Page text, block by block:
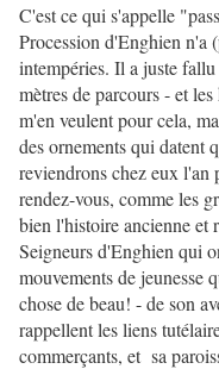
C'est ce qui s'appelle
Procession d'Enghien n'a
intempéries. Il a juste
mètres de parcours - et
m'en veulent pour cela,
des ornements qui
reviendrons chez eux
rendez-vous, comme les
bien l'histoire ancienne et
Seigneurs d'Enghien qui
mouvements de jeunesse
chose de beau! - de son
rappellent les liens
commerçants, et sa